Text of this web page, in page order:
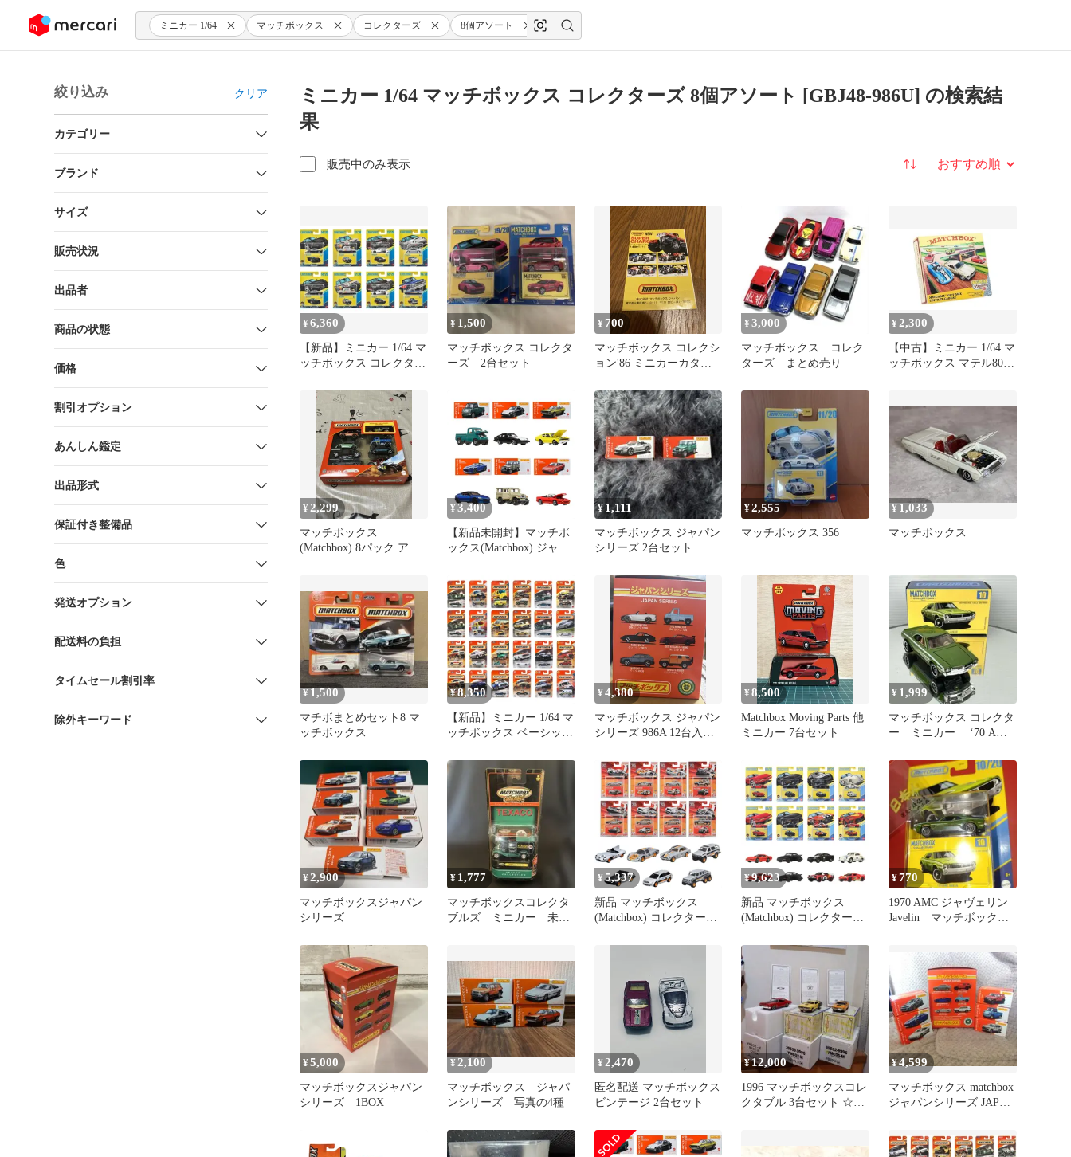
ツにスキップ ミニカー 1/64 マッチボックス コレクターズ 8個アソート [GBJ48-986U]
絞り込み クリア
カテゴリー
ブランド
サイズ
販売状況
出品者
商品の状態
価格
割引オプション
あんしん鑑定
出品形式
保証付き整備品
色
発送オプション
配送料の負担
タイムセール割引率
除外キーワード
ミニカー 1/64 マッチボックス コレクターズ 8個アソート [GBJ48-986U] の検索結
果
販売中のみ表示 並び替え
¥6,360
【新品】ミニカー 1/64 マ
ッチボックス コレクター
987G]
¥ 1,500
マッチボックス コレクタ
ーズ 2台セット
¥ 700
マッチボックス コレクシ
ョン'86 ミニカーカタロ
¥ 3,000
マッチボックス コレク
ターズ まとめ売り
¥ 2,300
【中古】ミニカー 1/64 マ
ッチボックス マテル80周
¥ 2,299
マッチボックス
(Matchbox) 8パック アソ
¥3,400
【新品未開封】マッチボ
ックス(Matchbox) ジャパ
り物おもちゃ ミニカー
12台入り BOX販売 3歳か
ら マルチ 986G-HFF78
¥ 1,111
マッチボックス ジャパン
シリーズ 2台セット
¥2,555
マッチボックス 356
¥ 1,033
マッチボックス
¥ 1,500
マチボまとめセット8 マ
ッチボックス
¥8,350
【新品】ミニカー 1/64 マ
ッチボックス ベーシック
[30782-987G]
¥4,380
マッチボックス ジャパン
シリーズ 986A 12台入り
¥8,500
Matchbox Moving Parts 他
ミニカー 7台セット
¥ 1,999
マッチボックス コレクタ
ー ミニカー ‘70 AMC
¥2,900
マッチボックスジャパン
シリーズ
¥ 1,777
マッチボックスコレクタ
ブルズ ミニカー 未使
¥ 5,337
新品 マッチボックス
(Matchbox) コレクターズ
ャルエディション【ミニ
【3才~】 986S-GBJ48
¥9,623
新品 マッチボックス
(Matchbox) コレクターズ
ミニカー 8台入り BOX販
売 3歳から マルチ GBJ48-
987F
¥770
1970 AMC ジャヴェリン
Javelin マッチボック
¥5,000
マッチボックスジャパン
シリーズ 1BOX
¥ 2,100
マッチボックス ジャパ
ンシリーズ 写真の4種
¥ 2,470
匿名配送 マッチボックス
ビンテージ 2台セット
¥12,000
1996 マッチボックスコレ
クタブル 3台セット ☆マ
¥4,599
マッチボックス matchbox
ジャパンシリーズ JAPAN